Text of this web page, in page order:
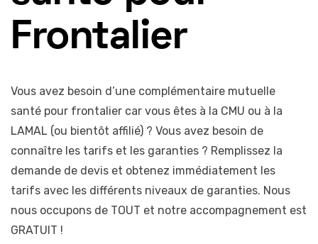
Frontalier
Vous avez besoin d’une complémentaire mutuelle
santé pour frontalier car vous êtes à la CMU ou à la
LAMAL (ou bientôt affilié) ? Vous avez besoin de
connaître les tarifs et les garanties ? Remplissez la
demande de devis et obtenez immédiatement les
tarifs avec les différents niveaux de garanties. Nous
nous occupons de TOUT et notre accompagnement est
GRATUIT !